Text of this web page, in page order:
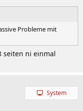
nicht darstellbar.
Probleme mit
seiten ni einmal
System